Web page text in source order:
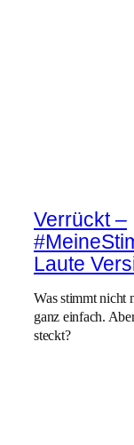
Verrückt –
Laute
Was stimmt nicht
ganz einfach.
steckt?